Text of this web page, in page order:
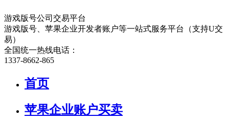
游戏版号公司交易平台
游戏版号、苹果企业开发者账户等一站式服务平台（支持U交
易）
全国统一热线电话：
1337-8662-865
首页
苹果企业账户买卖